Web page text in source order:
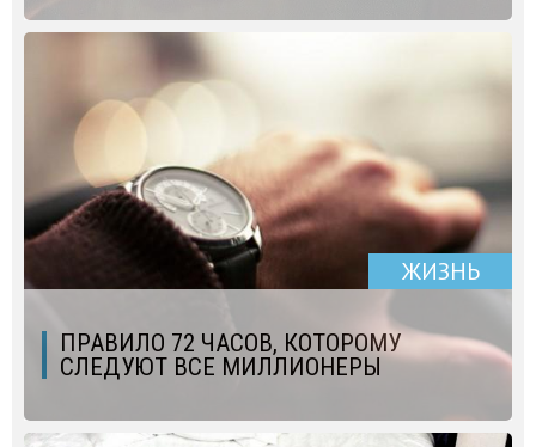
ЖИЗНЬ
ПРАВИЛО 72 ЧАСОВ, КОТОРОМУ
СЛЕДУЮТ ВСЕ МИЛЛИОНЕРЫ